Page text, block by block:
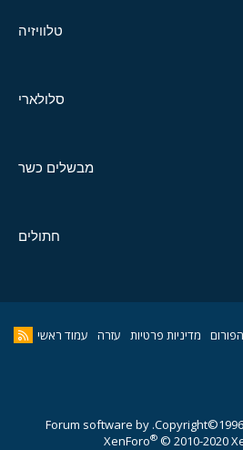
טלוויזיה
סלולארי
מבשלים כשר
חתולים
מדיניות פרטיות עזרה עמוד ראשי
Forum software by
XenForo® © 2010-2020